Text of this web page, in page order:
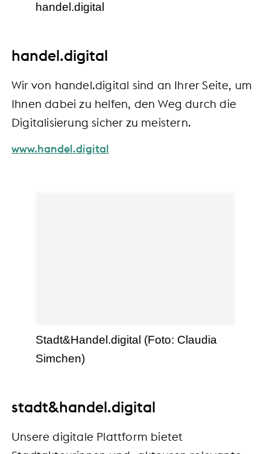
handel.digital
handel.digital
Wir von handel.digital sind an Ihrer Seite, um
Ihnen dabei zu helfen, den Weg durch die
Digitalisierung sicher zu meistern.
www.handel.digital
Stadt&Handel.digital (Foto: Claudia
Simchen)
stadt&handel.digital
Unsere digitale Plattform bietet